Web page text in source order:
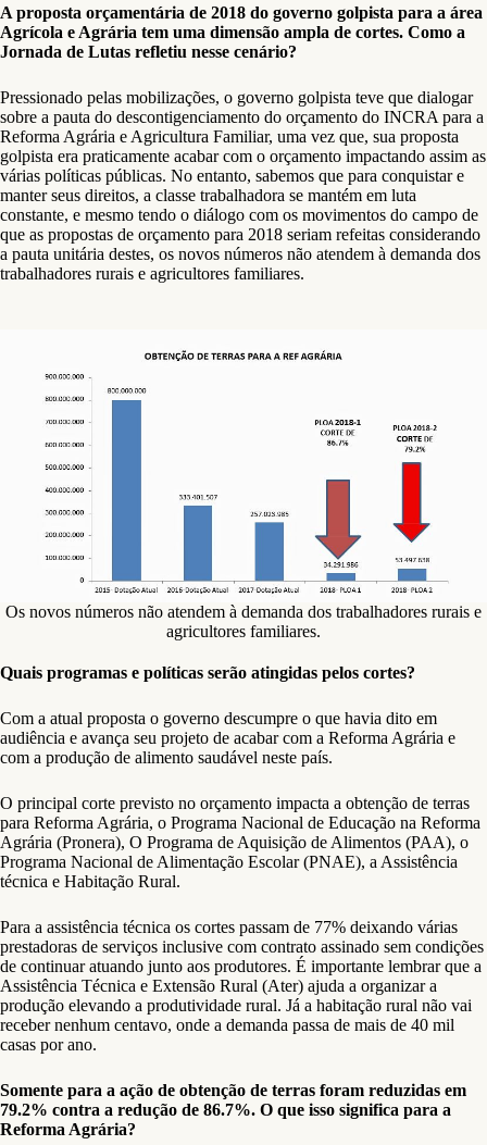
A proposta orçamentária de 2018 do governo golpista para a área
Agrícola e Agrária tem uma dimensão ampla de cortes. Como a
Jornada de Lutas refletiu nesse cenário?
Pressionado pelas mobilizações, o governo golpista teve que dialogar
sobre a pauta do descontigenciamento do orçamento do INCRA para a
Reforma Agrária e Agricultura Familiar, uma vez que, sua proposta
golpista era praticamente acabar com o orçamento impactando assim as
várias políticas públicas. No entanto, sabemos que para conquistar e
manter seus direitos, a classe trabalhadora se mantém em luta
constante, e mesmo tendo o diálogo com os movimentos do campo de
que as propostas de orçamento para 2018 seriam refeitas considerando
a pauta unitária destes, os novos números não atendem à demanda dos
trabalhadores rurais e agricultores familiares.
Os novos números não atendem à demanda dos trabalhadores rurais e
agricultores familiares.
Quais programas e políticas serão atingidas pelos cortes?
Com a atual proposta o governo descumpre o que havia dito em
audiência e avança seu projeto de acabar com a Reforma Agrária e
com a produção de alimento saudável neste país.
O principal corte previsto no orçamento impacta a obtenção de terras
para Reforma Agrária, o Programa Nacional de Educação na Reforma
Agrária (Pronera), O Programa de Aquisição de Alimentos (PAA), o
Programa Nacional de Alimentação Escolar (PNAE), a Assistência
técnica e Habitação Rural.
Para a assistência técnica os cortes passam de 77% deixando várias
prestadoras de serviços inclusive com contrato assinado sem condições
de continuar atuando junto aos produtores. É importante lembrar que a
Assistência Técnica e Extensão Rural (Ater) ajuda a organizar a
produção elevando a produtividade rural. Já a habitação rural não vai
receber nenhum centavo, onde a demanda passa de mais de 40 mil
casas por ano.
Somente para a ação de obtenção de terras foram reduzidas em
79.2% contra a redução de 86.7%. O que isso significa para a
Reforma Agrária?